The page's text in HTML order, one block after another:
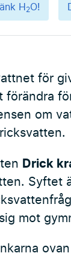
H 2O!
för
förändra
om
Drick
Syftet
mot